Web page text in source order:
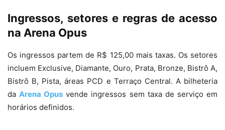
Ingressos, setores e regras de acesso
na Arena Opus
Os ingressos partem de R$ 125,00 mais taxas. Os setores
incluem Exclusive, Diamante, Ouro, Prata, Bronze, Bistrô A,
Bistrô B, Pista, áreas PCD e Terraço Central. A bilheteria
daArena Opus vende ingressos sem taxa de serviço em
horários definidos.